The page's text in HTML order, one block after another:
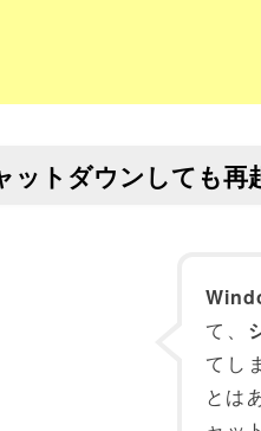
トダウンしても再
て、
てし
とは